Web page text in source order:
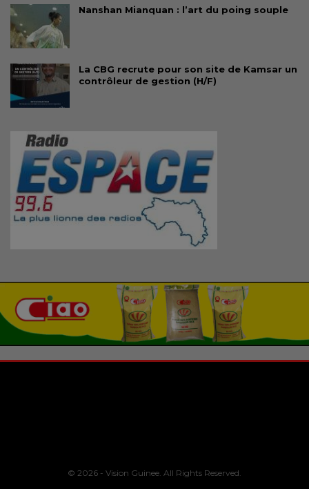
Nanshan Mianquan : l’art du poing souple
La CBG recrute pour son site de Kamsar un
contrôleur de gestion (H/F)
© 2026 - Vision Guinee. All Rights Reserved.